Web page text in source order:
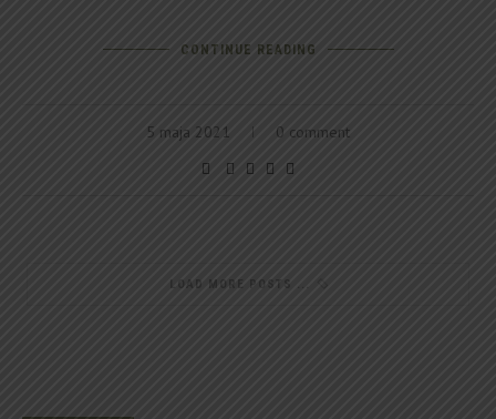
CONTINUE READING
5 maja 2021 0 comment
LOAD MORE POSTS